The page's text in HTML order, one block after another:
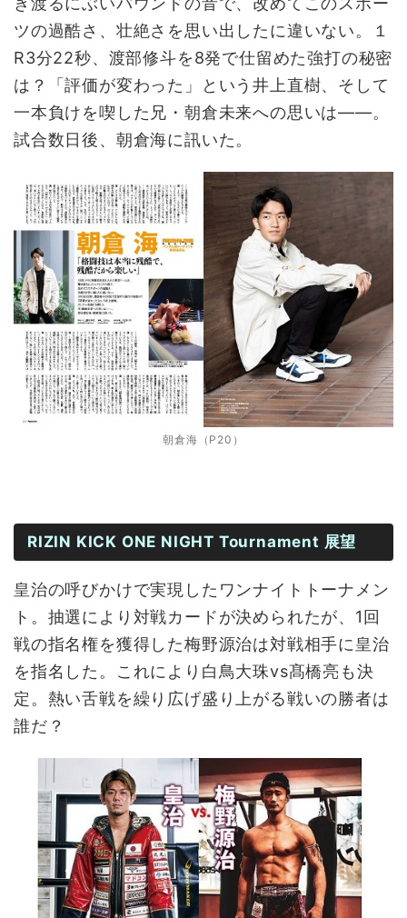
ツの過酷さ、壮絶さを思い出したに違いない。１
R3分22秒、渡部修斗を8発で仕留めた強打の秘密
は？「評価が変わった」という井上直樹、そして
一本負けを喫した兄・朝倉未来への思いは——。
試合数日後、朝倉海に訊いた。
朝倉海（P20）
RIZIN KICK ONE NIGHT Tournament 展望
皇治の呼びかけで実現したワンナイトトーナメン
ト。抽選により対戦カードが決められたが、1回
戦の指名権を獲得した梅野源治は対戦相手に皇治
を指名した。これにより白鳥大珠vs髙橋亮も決
定。熱い舌戦を繰り広げ盛り上がる戦いの勝者は
誰だ？